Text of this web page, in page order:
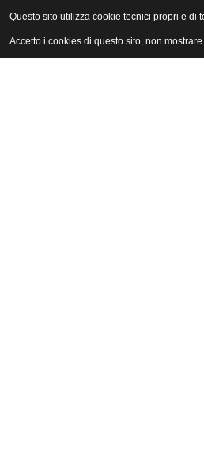
ANICA | Associazione Nazionale
Questo sito utilizza cookie tecnici propri e
Accetto i cookies di questo sito, non
Questo sito utilizza cookie tecnici propri e
Accetto i cookies di questo sito, non